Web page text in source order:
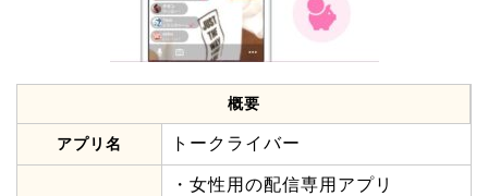
概要
アプリ名 トークライバー
・女性用の配信専用アプリ